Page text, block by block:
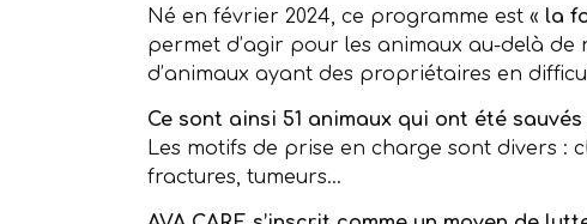
Né en février 2024, ce programme est « la
permet d’agir pour les animaux au-delà
d’animaux ayant des propriétaires en
Ce sont ainsi 51 animaux qui ont été sauvés
Les motifs de prise en charge sont divers :
fractures, tumeurs…